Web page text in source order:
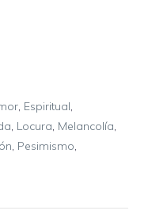
, Espiritual,
, Locura, Melancolía,
, Pesimismo,